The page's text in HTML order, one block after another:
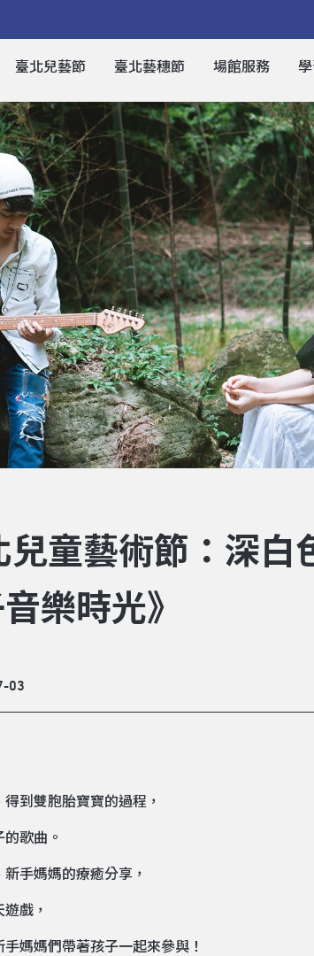
臺北兒藝節 臺北藝穗節 場館服務
兒童藝術節：深白
樂時光》
03
到雙胞胎寶寶的過程，
歌曲。
手媽媽的療癒分享，
戲，
媽媽們帶著孩子一起來參與！